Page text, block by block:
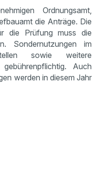
Ordnungsamt,
die Anträge. Die
die Prüfung muss die
Sondernutzungen im
sowie weitere
Auch
werden in diesem Jahr